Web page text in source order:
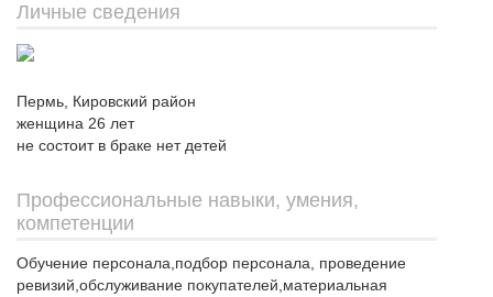
Личные сведения
Пермь, Кировский район
женщина 26 лет
не состоит в браке нет детей
Профессиональные навыки, умения,
компетенции
Обучение персонала,подбор персонала, проведение
ревизий,обслуживание покупателей,материальная